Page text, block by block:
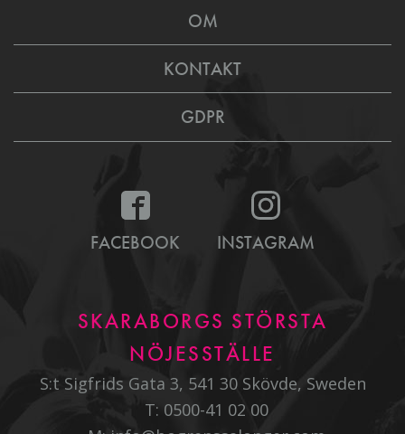
OM
KONTAKT
GDPR
FACEBOOK INSTAGRAM
SKARABORGS STÖRSTA
NÖJESSTÄLLE
S:t Sigfrids Gata 3, 541 30 Skövde, Sweden
T: 0500-41 02 00